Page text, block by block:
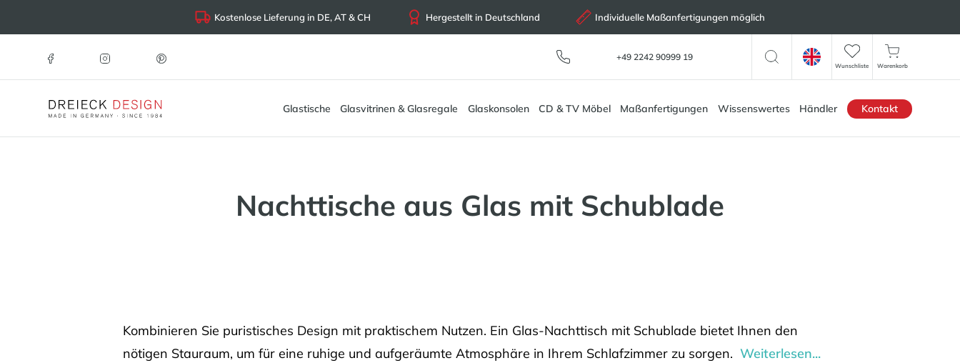
Kostenlose Lieferung in DE, AT & CH Hergestellt in Deutschland Individuelle Maßanfertigungen möglich
+49 2242 90999 19
Wunschliste Warenkorb
Glastische Glasvitrinen & Glasregale Glaskonsolen CD & TV Möbel Maßanfertigungen Wissenswertes Händler Kontakt
Nachttische aus Glas mit Schublade
Kombinieren Sie puristisches Design mit praktischem Nutzen. Ein Glas-Nachttisch mit Schublade bietet Ihnen den
nötigen Stauraum, um für eine ruhige und aufgeräumte Atmosphäre in Ihrem Schlafzimmer zu sorgen. Weiterlesen...